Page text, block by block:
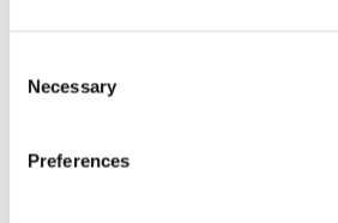
Selection
Necessary
Preferences
attivi i Piani neve e gelo